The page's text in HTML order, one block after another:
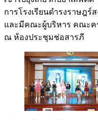
การโรงเรียนดำรงราษฎร์
และมีคณะผู้บริหาร คณะค
ณ ห้องประชุมช่อสารภี